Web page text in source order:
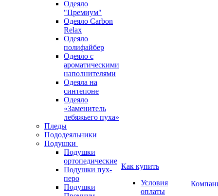
Одеяло
"Премиум"
Одеяло Carbon
Relax
Одеяло
полифайбер
Одеяло с
ароматическими
наполнителями
Одеяла на
синтепоне
Одеяло
«Заменитель
лебяжьего пуха»
Пледы
Пододеяльники
Подушки
Подушки
ортопедические
Подушки пух-
перо
Подушки
Как купить
Условия
оплаты